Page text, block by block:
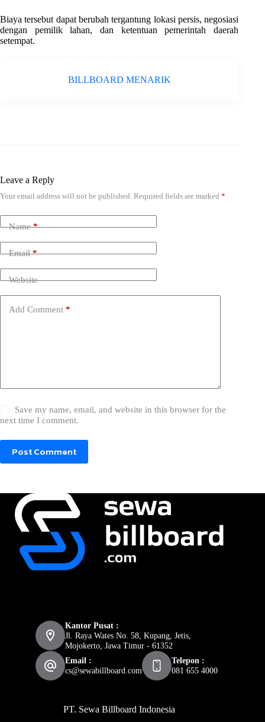
Biaya tersebut dapat berubah tergantung lokasi persis, negosiasi
dengan pemilik lahan, dan ketentuan pemerintah daerah
setempat.
BILLBOARD MENARIK
Leave a Reply
Your email address will not be published. Required fields are marked *
Name*
Email*
Website
Add Comment *
Save my name, email, and website in this browser for the
next time I comment.
Post Comment
Kantor Pusat :
Jl. Raya Wates No. 58, Kupang, Jetis,
Mojokerto, Jawa Timur - 61352
Email :
cs@sewabillboard.com
Telepon :
081 655 4000
PT. Sewa Billboard Indonesia